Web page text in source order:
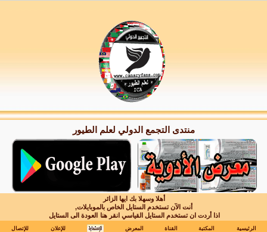
منتدى التجمع الدولي لعلم الطيور
أهلا وسهلا بك ايها الزائر
أنت الآن تستخدم الستايل الخاص بالموبايلات,
اذا أردت ان تستخدم الستايل القياسي انقر هنا العودة الى الستايل
الرئيسية المكتبة القناة المعرض للإعلان للإتصال